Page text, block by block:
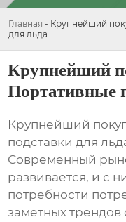
Главная - Крупнейший
для льда
Крупнейший
Портативные
Крупнейший
подставки для
Современный
развивается, и с
потребности
заметных трендов